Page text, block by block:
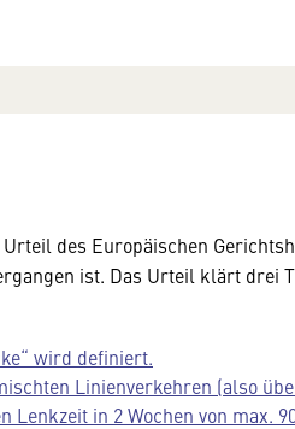
des Europäischen
ist. Das Urteil klärt drei
wird definiert.
Linienverkehren (also
Lenkzeit in 2 Wochen von max.